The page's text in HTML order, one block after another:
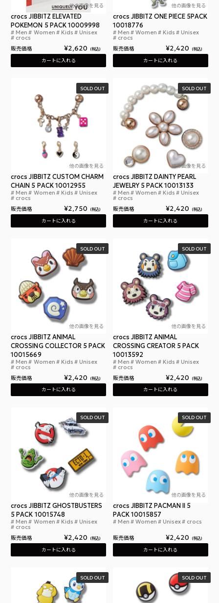
他の画像を見る
クロックス ジビッツ チャーム エレベイト ポケモ
crocs JIBBITZ ELEVATED
POKEMON 5 PACK 10009998
Men Women Kids Unisex
crocs
販売価格 ¥2,620 税込
カートに入れる
他の画像を見る
crocs JIBBITZ ONE PIECE 5PACK
10018776
Men Women Kids Unisex
crocs
販売価格 ¥2,420 税込
カートに入れる
他の画像を見る
クロックス ジビッツ カスタム チャーム チェーン 5
crocs JIBBITZ CUSTOM CHARM
CHAIN 5 PACK 10012955
Men Women Kids Unisex
crocs
販売価格 ¥2,750 税込
SOLD OUT
カートに入れる
他の画像を見る
crocs JIBBITZ DAINTY PEARL
JEWELRY 5 PACK 10013133
Men Women Kids Unisex
crocs
販売価格 ¥2,420 税込
SOLD OUT
カートに入れる
他の画像を見る
クロックス ジビッツ アニマル クロッシング コレ
crocs JIBBITZ ANIMAL
CROSSING COLLECTOR 5 PACK
10015669
Men Women Kids Unisex
crocs
販売価格 ¥2,420 税込
SOLD OUT
カートに入れる
他の画像を見る
crocs JIBBITZ ANIMAL
CROSSING CREATOR 5 PACK
10013592
Men Women Kids Unisex
crocs
販売価格 ¥2,420 税込
SOLD OUT
カートに入れる
他の画像を見る
クロックス ジビッツ ゴーストバスターズ 5パック
crocs JIBBITZ GHOSTBUSTERS
5 PACK 10015748
Men Women Kids Unisex
crocs
販売価格 ¥2,420 税込
SOLD OUT
カートに入れる
他の画像を見る
crocs JIBBITZ PACMAN II 5
PACK 10015857
Men Women Unisex crocs
販売価格 ¥2,420 税込
SOLD OUT
カートに入れる
SOLD OUT SOLD OUT